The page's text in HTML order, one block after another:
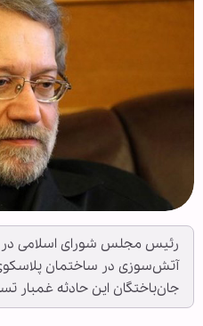
رئیس مجلس شورای اسلامی در
آتش‌سوزی در ساختمان پلاسکوی
جان‌باختگان این حادثه غمبار